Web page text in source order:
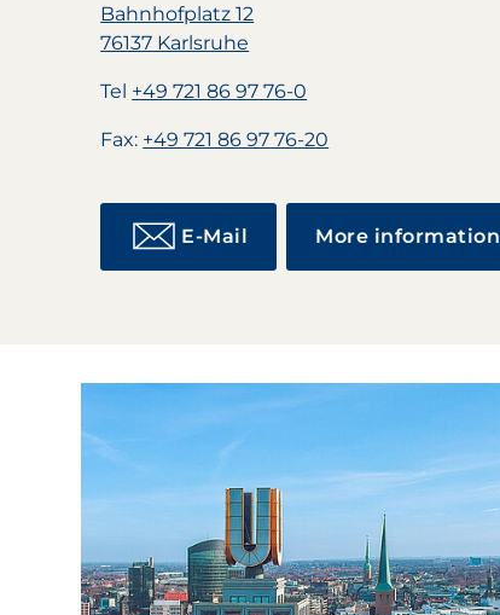
Bahnhofplatz 12
76137 Karlsruhe
Tel +49 721 86 97 76-0
Fax: +49 721 86 97 76-20
E-Mail More information